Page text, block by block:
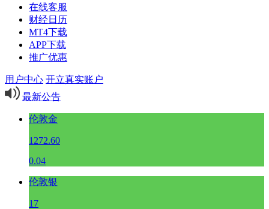
在线客服
财经日历
MT4下载
APP下载
推广优惠
用户中心 开立真实账户
最新公告
伦敦金
1272.60
0.04
伦敦银
17